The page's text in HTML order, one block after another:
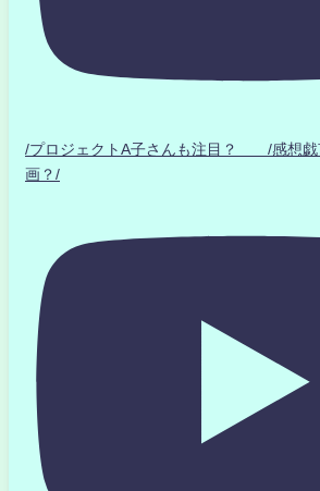
/プロジェクトA子さんも注目？ /感想戯
画？/